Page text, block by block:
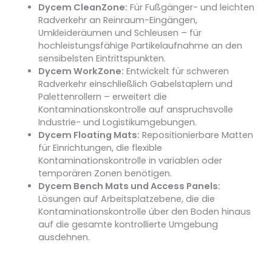
Dycem CleanZone: Für Fußgänger- und leichten
Radverkehr an Reinraum-Eingängen,
Umkleideräumen und Schleusen – für
hochleistungsfähige Partikelaufnahme an den
sensibelsten Eintrittspunkten.
Dycem WorkZone: Entwickelt für schweren
Radverkehr einschließlich Gabelstaplern und
Palettenrollern – erweitert die
Kontaminationskontrolle auf anspruchsvolle
Industrie- und Logistikumgebungen.
Dycem Floating Mats: Repositionierbare Matten
für Einrichtungen, die flexible
Kontaminationskontrolle in variablen oder
temporären Zonen benötigen.
Dycem Bench Mats und Access Panels:
Lösungen auf Arbeitsplatzebene, die die
Kontaminationskontrolle über den Boden hinaus
auf die gesamte kontrollierte Umgebung
ausdehnen.